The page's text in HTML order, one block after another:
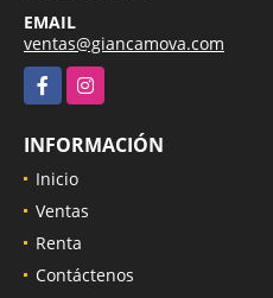
EMAIL
ventas@giancamova.com
FacebookInstagram
INFORMACIÓN
Inicio
Ventas
Renta
Contáctenos